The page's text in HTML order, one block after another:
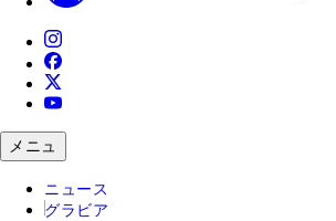
メニュ
ニュース
グラビア